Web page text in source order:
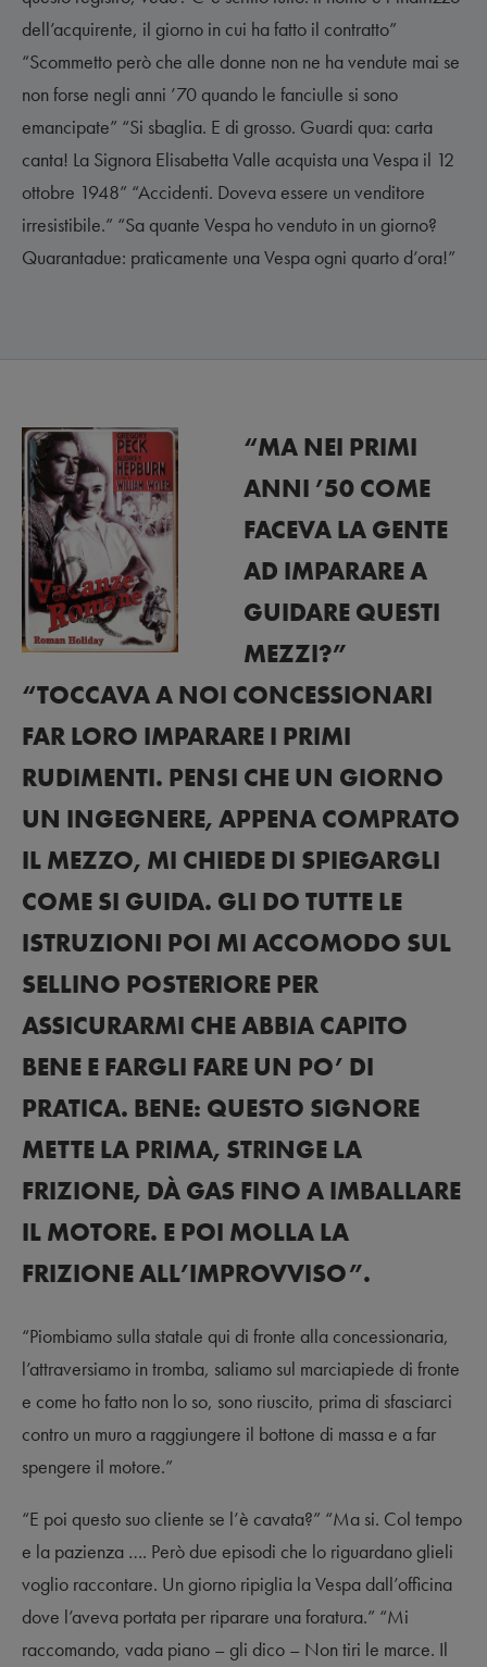
dell’acquirente, il giorno in cui ha fatto il contratto”
“Scommetto però che alle donne non ne ha vendute mai se
non forse negli anni ’70 quando le fanciulle si sono
emancipate” “Si sbaglia. E di grosso. Guardi qua: carta
canta! La Signora Elisabetta Valle acquista una Vespa il 12
ottobre 1948” “Accidenti. Doveva essere un venditore
irresistibile.” “Sa quante Vespa ho venduto in un giorno?
Quarantadue: praticamente una Vespa ogni quarto d’ora!”
“MA NEI PRIMI
ANNI ’50 COME
FACEVA LA GENTE
AD IMPARARE A
GUIDARE QUESTI
MEZZI?”
“TOCCAVA A NOI CONCESSIONARI
FAR LORO IMPARARE I PRIMI
RUDIMENTI. PENSI CHE UN GIORNO
UN INGEGNERE, APPENA COMPRATO
IL MEZZO, MI CHIEDE DI SPIEGARGLI
COME SI GUIDA. GLI DO TUTTE LE
ISTRUZIONI POI MI ACCOMODO SUL
SELLINO POSTERIORE PER
ASSICURARMI CHE ABBIA CAPITO
BENE E FARGLI FARE UN PO’ DI
PRATICA. BENE: QUESTO SIGNORE
METTE LA PRIMA, STRINGE LA
FRIZIONE, DÀ GAS FINO A IMBALLARE
IL MOTORE. E POI MOLLA LA
FRIZIONE ALL’IMPROVVISO”.
“Piombiamo sulla statale qui di fronte alla concessionaria,
l’attraversiamo in tromba, saliamo sul marciapiede di fronte
e come ho fatto non lo so, sono riuscito, prima di sfasciarci
contro un muro a raggiungere il bottone di massa e a far
spengere il motore.”
“E poi questo suo cliente se l’è cavata?” “Ma si. Col tempo
e la pazienza …. Però due episodi che lo riguardano glieli
voglio raccontare. Un giorno ripiglia la Vespa dall’officina
dove l’aveva portata per riparare una foratura.” “Mi
raccomando, vada piano – gli dico – Non tiri le marce. Il